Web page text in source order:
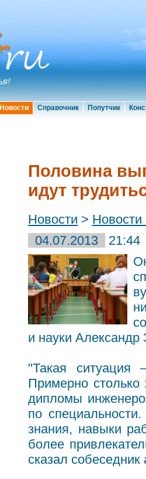
Новости Справочник Попутчик
Половина
идут
Новости >
04.07.2013
21:44
и науки Александр
"Такая ситуация
Примерно столько
дипломы
по
знания, навыки
более
сказал собеседник